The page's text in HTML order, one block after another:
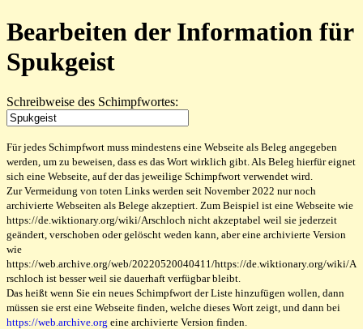
Bearbeiten der Information für
Spukgeist
Schreibweise des Schimpfwortes:
Für jedes Schimpfwort muss mindestens eine Webseite als Beleg angegeben
werden, um zu beweisen, dass es das Wort wirklich gibt. Als Beleg hierfür eignet
sich eine Webseite, auf der das jeweilige Schimpfwort verwendet wird.
Zur Vermeidung von toten Links werden seit November 2022 nur noch
archivierte Webseiten als Belege akzeptiert. Zum Beispiel ist eine Webseite wie
https://de.wiktionary.org/wiki/Arschloch nicht akzeptabel weil sie jederzeit
geändert, verschoben oder gelöscht weden kann, aber eine archivierte Version
wie
https://web.archive.org/web/20220520040411/https://de.wiktionary.org/wiki/A
rschloch ist besser weil sie dauerhaft verfügbar bleibt.
Das heißt wenn Sie ein neues Schimpfwort der Liste hinzufügen wollen, dann
müssen sie erst eine Webseite finden, welche dieses Wort zeigt, und dann bei
https://web.archive.org eine archivierte Version finden.